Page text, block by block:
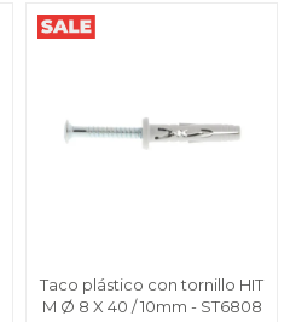
Taco plástico con tornillo HIT
M Ø 8 X 40 / 10mm - ST6808